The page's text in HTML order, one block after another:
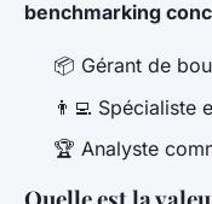
benchmarking
📦 Gérant de
👨‍💻 Spécialiste
🏆 Analyste